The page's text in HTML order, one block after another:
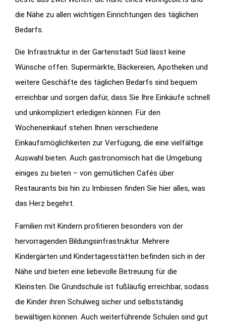
die Nähe zu allen wichtigen Einrichtungen des täglichen
Bedarfs.
Die Infrastruktur in der Gartenstadt Süd lässt keine
Wünsche offen. Supermärkte, Bäckereien, Apotheken und
weitere Geschäfte des täglichen Bedarfs sind bequem
erreichbar und sorgen dafür, dass Sie Ihre Einkäufe schnell
und unkompliziert erledigen können. Für den
Wocheneinkauf stehen Ihnen verschiedene
Einkaufsmöglichkeiten zur Verfügung, die eine vielfältige
Auswahl bieten. Auch gastronomisch hat die Umgebung
einiges zu bieten – von gemütlichen Cafés über
Restaurants bis hin zu Imbissen finden Sie hier alles, was
das Herz begehrt.
Familien mit Kindern profitieren besonders von der
hervorragenden Bildungsinfrastruktur. Mehrere
Kindergärten und Kindertagesstätten befinden sich in der
Nähe und bieten eine liebevolle Betreuung für die
Kleinsten. Die Grundschule ist fußläufig erreichbar, sodass
die Kinder ihren Schulweg sicher und selbstständig
bewältigen können. Auch weiterführende Schulen sind gut